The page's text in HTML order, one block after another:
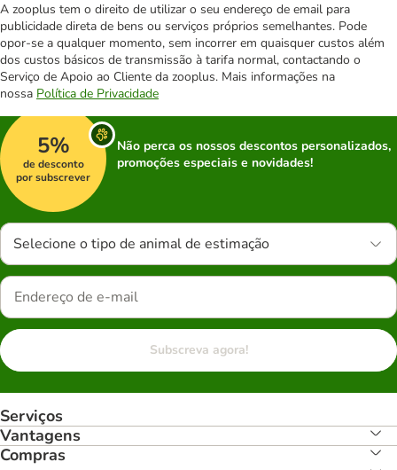
A zooplus tem o direito de utilizar o seu endereço de email para
publicidade direta de bens ou serviços próprios semelhantes. Pode
opor-se a qualquer momento, sem incorrer em quaisquer custos além
dos custos básicos de transmissão à tarifa normal, contactando o
Serviço de Apoio ao Cliente da zooplus. Mais informações na
nossa Política de Privacidade
5%
de desconto
por subscrever
Não perca os nossos descontos personalizados,
promoções especiais e novidades!
Selecione o tipo de animal de estimação
Subscreva agora!
Serviços
Vantagens
Compras